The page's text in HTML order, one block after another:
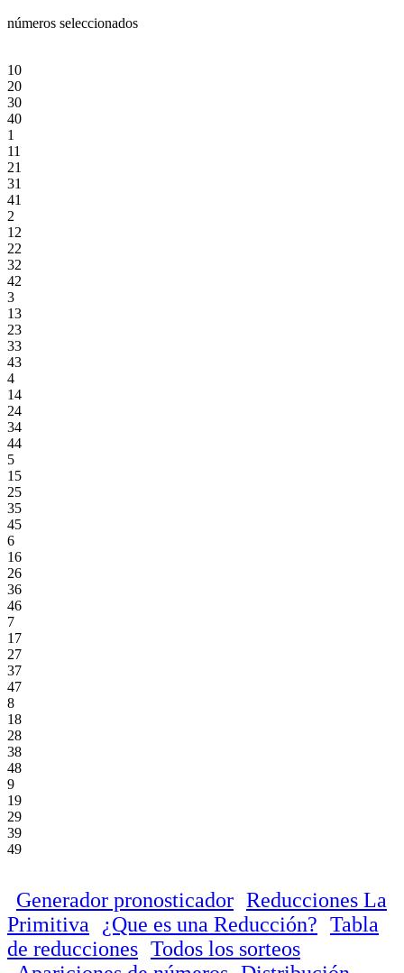
números seleccionados
10
20
30
40
1
11
21
31
41
2
12
22
32
42
3
13
23
33
43
4
14
24
34
44
5
15
25
35
45
6
16
26
36
46
7
17
27
37
47
8
18
28
38
48
9
19
29
39
49
Generador pronosticador Reducciones La
Primitiva
¿Que es una Reducción? Tabla
de reducciones Todos los sorteos